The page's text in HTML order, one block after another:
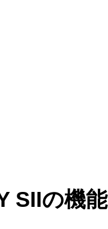
SIIの機能